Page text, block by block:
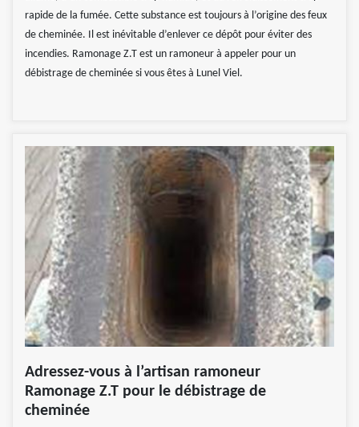
rapide de la fumée. Cette substance est toujours à l’origine des feux
de cheminée. Il est inévitable d’enlever ce dépôt pour éviter des
incendies. Ramonage Z.T est un ramoneur à appeler pour un
débistrage de cheminée si vous êtes à Lunel Viel.
Adressez-vous à l’artisan ramoneur
Ramonage Z.T pour le débistrage de
cheminée